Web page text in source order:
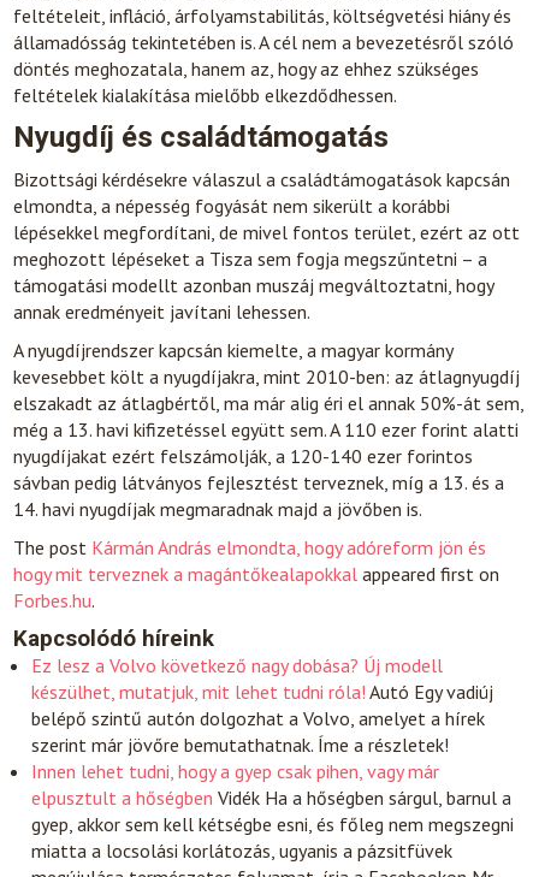
feltételeit, infláció, árfolyamstabilitás, költségvetési hiány és
államadósság tekintetében is. A cél nem a bevezetésről szóló
döntés meghozatala, hanem az, hogy az ehhez szükséges
feltételek kialakítása mielőbb elkezdődhessen.
Nyugdíj és családtámogatás
Bizottsági kérdésekre válaszul a családtámogatások kapcsán
elmondta, a népesség fogyását nem sikerült a korábbi
lépésekkel megfordítani, de mivel fontos terület, ezért az ott
meghozott lépéseket a Tisza sem fogja megszűntetni – a
támogatási modellt azonban muszáj megváltoztatni, hogy
annak eredményeit javítani lehessen.
A nyugdíjrendszer kapcsán kiemelte, a magyar kormány
kevesebbet költ a nyugdíjakra, mint 2010-ben: az átlagnyugdíj
elszakadt az átlagbértől, ma már alig éri el annak 50%-át sem,
még a 13. havi kifizetéssel együtt sem. A 110 ezer forint alatti
nyugdíjakat ezért felszámolják, a 120-140 ezer forintos
sávban pedig látványos fejlesztést terveznek, míg a 13. és a
14. havi nyugdíjak megmaradnak majd a jövőben is.
The post Kármán András elmondta, hogy adóreform jön és
hogy mit terveznek a magántőkealapokkal appeared first on
Forbes.hu.
Kapcsolódó híreink
Ez lesz a Volvo következő nagy dobása? Új modell
készülhet, mutatjuk, mit lehet tudni róla! Autó Egy vadiúj
belépő szintű autón dolgozhat a Volvo, amelyet a hírek
szerint már jövőre bemutathatnak. Íme a részletek!
Innen lehet tudni, hogy a gyep csak pihen, vagy már
elpusztult a hőségben Vidék Ha a hőségben sárgul, barnul a
gyep, akkor sem kell kétségbe esni, és főleg nem megszegni
miatta a locsolási korlátozás, ugyanis a pázsitfüvek